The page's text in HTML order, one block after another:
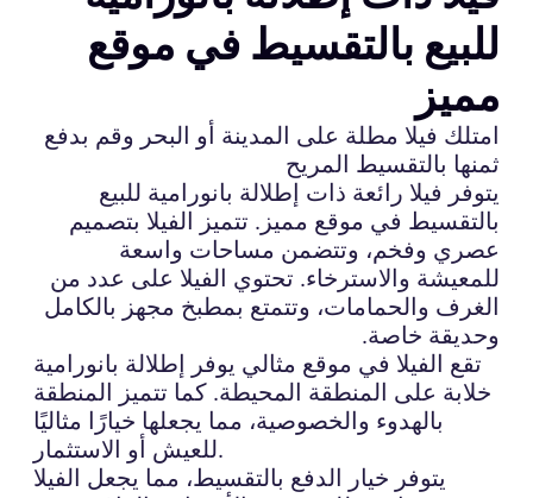
للبيع بالتقسيط في موقع
مميز
امتلك فيلا مطلة على المدينة أو البحر وقم بدفع
ثمنها بالتقسيط المريح
يتوفر فيلا رائعة ذات إطلالة بانورامية للبيع
بالتقسيط في موقع مميز. تتميز الفيلا بتصميم
عصري وفخم، وتتضمن مساحات واسعة
للمعيشة والاسترخاء. تحتوي الفيلا على عدد من
الغرف والحمامات، وتتمتع بمطبخ مجهز بالكامل
وحديقة خاصة.
تقع الفيلا في موقع مثالي يوفر إطلالة بانورامية
خلابة على المنطقة المحيطة. كما تتميز المنطقة
بالهدوء والخصوصية، مما يجعلها خيارًا مثاليًا
للعيش أو الاستثمار.
يتوفر خيار الدفع بالتقسيط، مما يجعل الفيلا